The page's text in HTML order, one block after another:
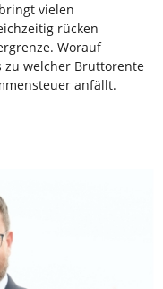
vielen
rücken
Worauf
welcher Bruttorente
anfällt.